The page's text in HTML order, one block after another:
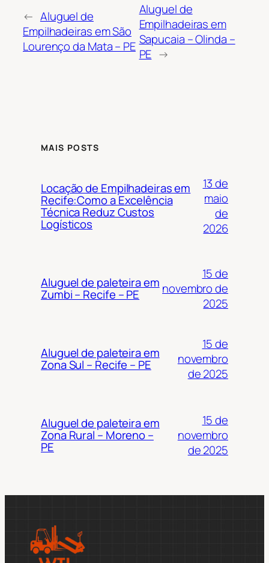
← Aluguel de
Empilhadeiras em São
Lourenço da Mata – PE
Aluguel de
Empilhadeiras em
Sapucaia – Olinda –
PE →
MAIS POSTS
Locação de Empilhadeiras em
Recife:Como a Excelência
Técnica Reduz Custos
Logísticos
13 de
maio
de
2026
Aluguel de paleteira em
Zumbi – Recife – PE
15 de
novembro de
2025
Aluguel de paleteira em
Zona Sul – Recife – PE
15 de
novembro
de 2025
Aluguel de paleteira em
Zona Rural – Moreno –
PE
15 de
novembro
de 2025